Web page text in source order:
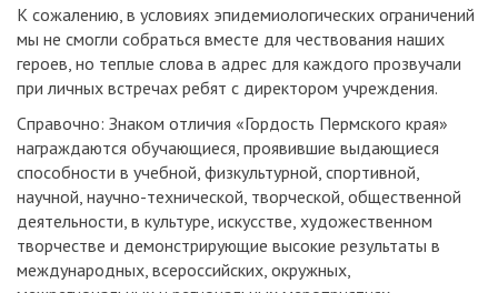
К сожалению, в условиях эпидемиологических ограничений
мы не смогли собраться вместе для чествования наших
героев, но теплые слова в адрес для каждого прозвучали
при личных встречах ребят с директором учреждения.
Справочно: Знаком отличия «Гордость Пермского края»
награждаются обучающиеся, проявившие выдающиеся
способности в учебной, физкультурной, спортивной,
научной, научно-технической, творческой, общественной
деятельности, в культуре, искусстве, художественном
творчестве и демонстрирующие высокие результаты в
международных, всероссийских, окружных,